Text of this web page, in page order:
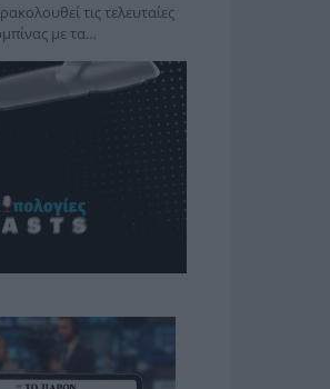
τις τελευταίες
με τα…